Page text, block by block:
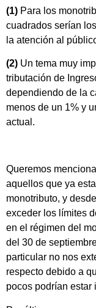
(1) Para los
cuadrados serían
la atención al
(2) Un tema muy
tributación de
dependiendo de la
menos de un 1% y
actual.
Queremos
aquellos que ya
monotributo, y
exceder los límites
en el régimen del
del 30 de
particular no nos
respecto debido a
pocos podrían estar